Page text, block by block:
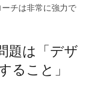
チは非常に強力で
題は「デザ
ること」